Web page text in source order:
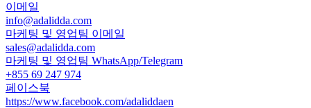
이메일
info@adalidda.com
마케팅 및 영업팀 이메일
sales@adalidda.com
마케팅 및 영업팀 WhatsApp/Telegram
+855 69 247 974
페이스북
https://www.facebook.com/adaliddaen